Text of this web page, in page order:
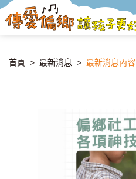
首頁 > 最新消息 > 最新消息內容